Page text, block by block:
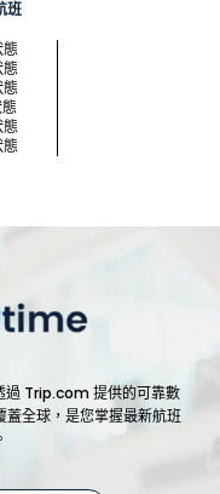
班
態
態
態
態
態
態
Trip.com 提供的可靠數
蓋全球，是您掌握最新航班